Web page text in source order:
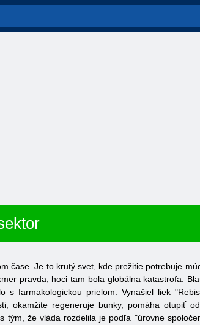
čase. Je to krutý svet, kde prežitie potrebuje
pravda, hoci tam bola globálna katastrofa.
s farmakologickou prielom. Vynašiel liek
regeneruje bunky, pomáha otupiť
že vláda rozdelila je podľa "úrovne